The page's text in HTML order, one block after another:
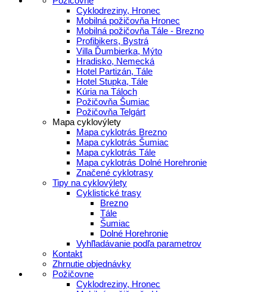
Cyklodreziny, Hronec
Mobilná požičovňa Hronec
Mobilná požičovňa Tále - Brezno
Profibikers, Bystrá
Villa Ďumbierka, Mýto
Hradisko, Nemecká
Hotel Partizán, Tále
Hotel Stupka, Tále
Kúria na Táloch
Požičovňa Šumiac
Požičovňa Telgárt
Mapa cyklovýlety
Mapa cyklotrás Brezno
Mapa cyklotrás Šumiac
Mapa cyklotrás Tále
Mapa cyklotrás Dolné Horehronie
Značené cyklotrasy
Tipy na cyklovýlety
Cyklistické trasy
Brezno
Tále
Šumiac
Dolné Horehronie
Vyhľladávanie podľa parametrov
Kontakt
Zhrnutie objednávky
Požičovne
Cyklodreziny, Hronec